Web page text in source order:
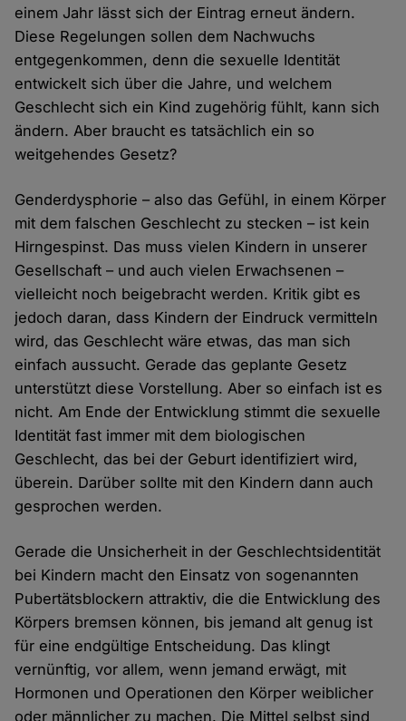
einem Jahr lässt sich der Eintrag erneut ändern.
Diese Regelungen sollen dem Nachwuchs
entgegenkommen, denn die sexuelle Identität
entwickelt sich über die Jahre, und welchem
Geschlecht sich ein Kind zugehörig fühlt, kann sich
ändern. Aber braucht es tatsächlich ein so
weitgehendes Gesetz?
Genderdysphorie – also das Gefühl, in einem Körper
mit dem falschen Geschlecht zu stecken – ist kein
Hirngespinst. Das muss vielen Kindern in unserer
Gesellschaft – und auch vielen Erwachsenen –
vielleicht noch beigebracht werden. Kritik gibt es
jedoch daran, dass Kindern der Eindruck vermitteln
wird, das Geschlecht wäre etwas, das man sich
einfach aussucht. Gerade das geplante Gesetz
unterstützt diese Vorstellung. Aber so einfach ist es
nicht. Am Ende der Entwicklung stimmt die sexuelle
Identität fast immer mit dem biologischen
Geschlecht, das bei der Geburt identifiziert wird,
überein. Darüber sollte mit den Kindern dann auch
gesprochen werden.
Gerade die Unsicherheit in der Geschlechtsidentität
bei Kindern macht den Einsatz von sogenannten
Pubertätsblockern attraktiv, die die Entwicklung des
Körpers bremsen können, bis jemand alt genug ist
für eine endgültige Entscheidung. Das klingt
vernünftig, vor allem, wenn jemand erwägt, mit
Hormonen und Operationen den Körper weiblicher
oder männlicher zu machen. Die Mittel selbst sind